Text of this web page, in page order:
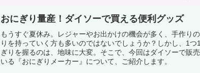
おにぎり量産！ダイソーで買える便利グッズ
もうすぐ夏休み。レジャーやお出かけの機会が多く、手作り
りを持っていく方も多いのではないでしょうか？しかし、1つ
ぎりを握るのは、地味に大変。そこで、今回はダイソーで販
いる『おにぎりメーカー』について、ご紹介します。